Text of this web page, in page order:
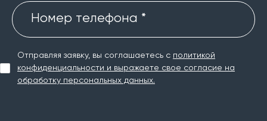
Номер телефона *
Отправляя заявку, вы соглашаетесь с политикой
конфиденциальности и выражаете свое согласие на
обработку персональных данных.